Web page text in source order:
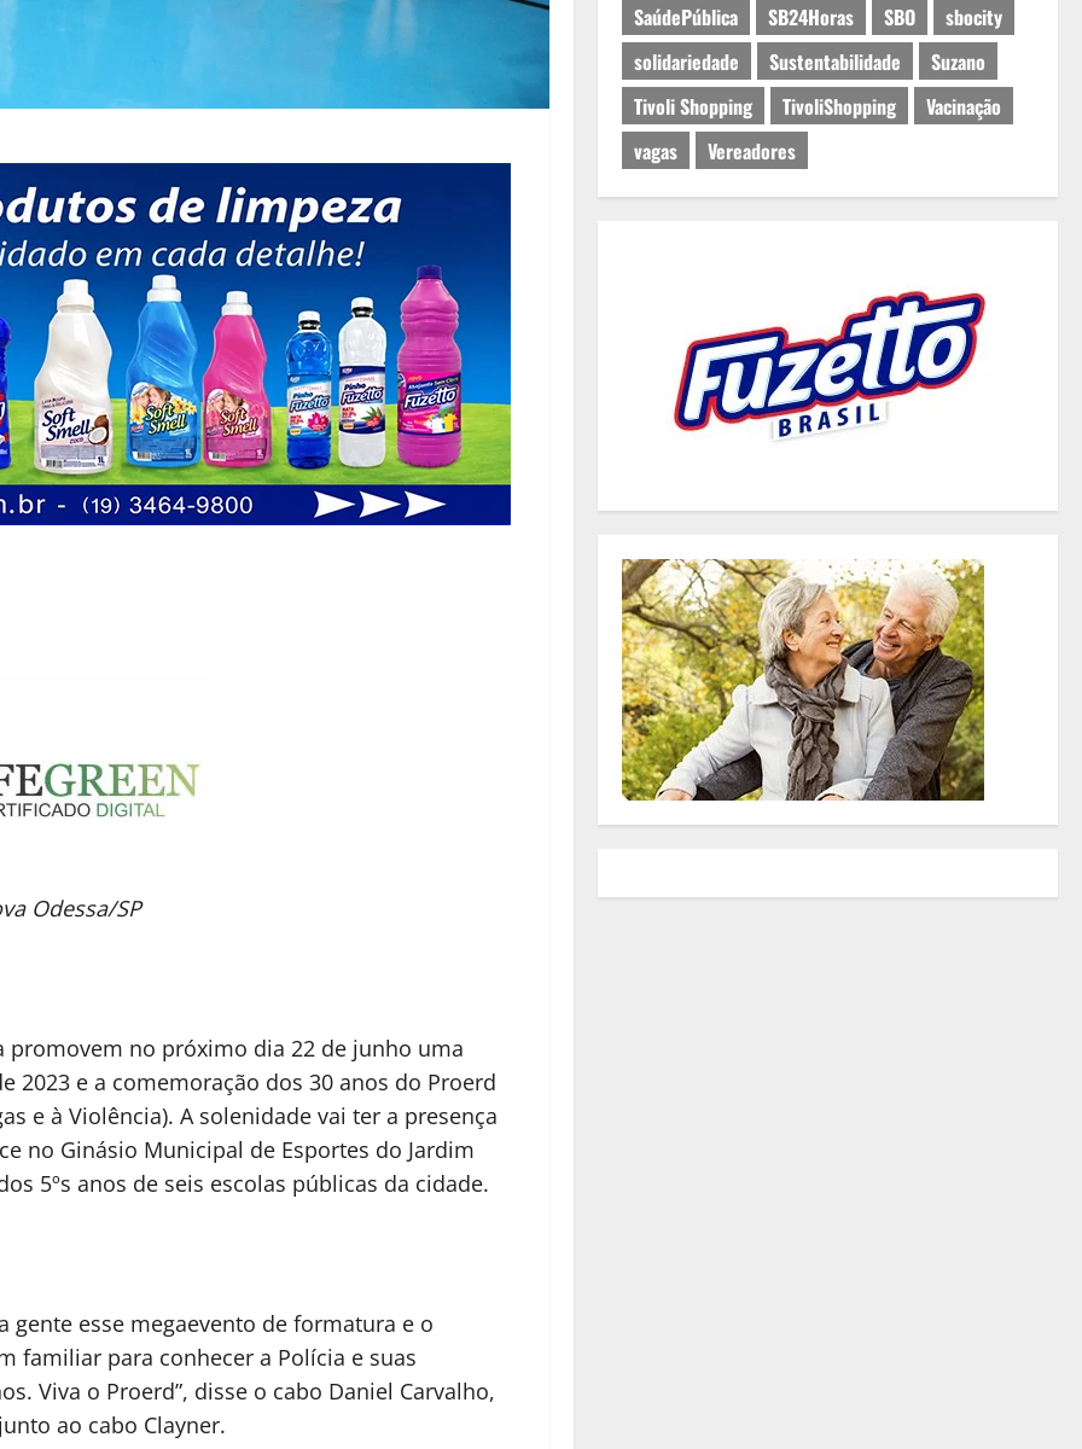
Odessa/SP
promovem no próximo dia 22 de junho uma
2023 e a comemoração dos 30 anos do Proerd
e à Violência). A solenidade vai ter a presença
no Ginásio Municipal de Esportes do Jardim
5ºs anos de seis escolas públicas da cidade.
gente esse megaevento de formatura e o
familiar para conhecer a Polícia e suas
Viva o Proerd”, disse o cabo Daniel Carvalho,
ao cabo Clayner.
SaúdePública
SB24Horas SBO
sbocity
solidariedade
Sustentabilidade
Suzano
Tivoli Shopping
TivoliShopping
Vacinação
vagas
Vereadores